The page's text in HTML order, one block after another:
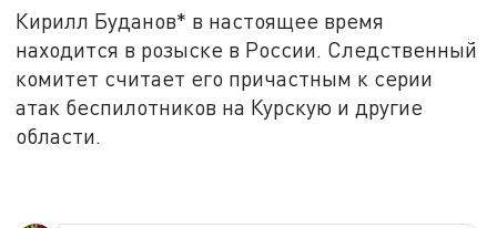
Кирилл Буданов* в настоящее время
находится в розыске в России. Следственный
комитет считает его причастным к серии
атак беспилотников на Курскую и другие
области.